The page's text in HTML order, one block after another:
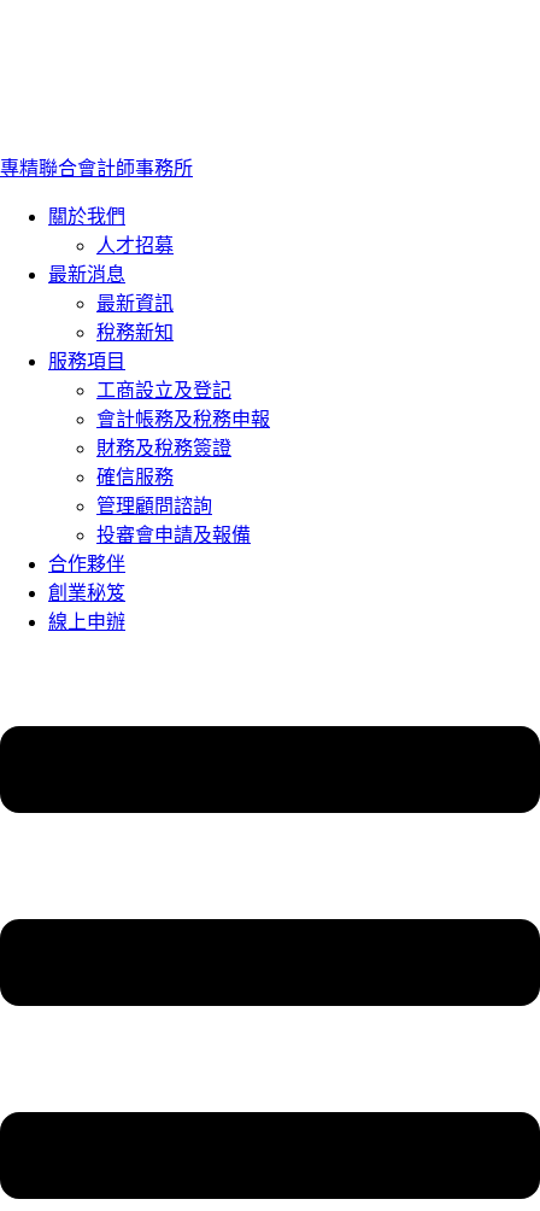
專精聯合會計師事務所
關於我們
人才招募
最新消息
最新資訊
稅務新知
服務項目
工商設立及登記
會計帳務及稅務申報
財務及稅務簽證
確信服務
管理顧問諮詢
投審會申請及報備
合作夥伴
創業秘笈
線上申辦